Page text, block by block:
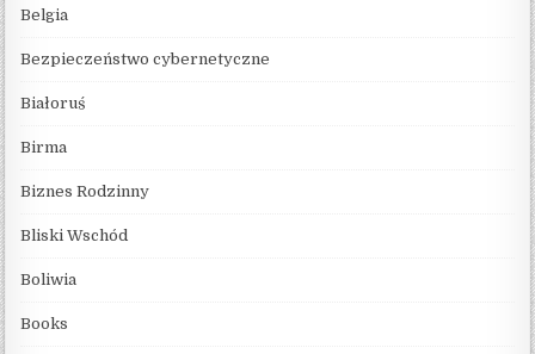
Belgia
Bezpieczeństwo cybernetyczne
Białoruś
Birma
Biznes Rodzinny
Bliski Wschód
Boliwia
Books